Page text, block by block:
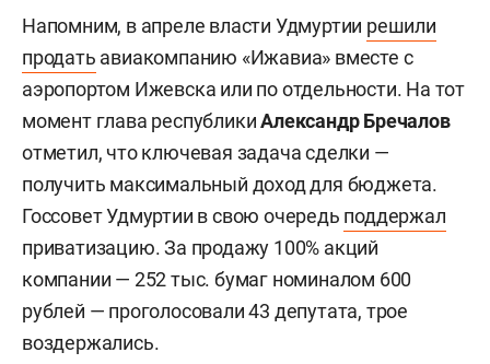
Напомним, в апреле власти Удмуртии решили
продать авиакомпанию «Ижавиа» вместе с
аэропортом Ижевска или по отдельности. На тот
момент глава республикиАлександр Бречалов
отметил, что ключевая задача сделки —
получить максимальный доход для бюджета.
Госсовет Удмуртии в свою очередь поддержал
приватизацию. За продажу 100% акций
компании — 252 тыс. бумаг номиналом 600
рублей — проголосовали 43 депутата, трое
воздержались.